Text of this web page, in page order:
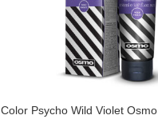
Color Psycho Wild Violet Osmo